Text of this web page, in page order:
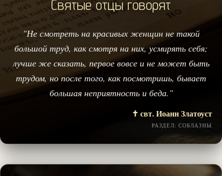
Святые отцы говорят
"Не смотреть на красивых женщин не такой
большой труд, как смотря на них, усмирять себя;
лучше же сказать, первое вовсе и не может быть
трудом, но после того, как посмотришь, бывает
большая неприятность и беда."
✝️ свт. Иоанн Златоуст
РАЗДЕЛ: СОБЛАЗНЫ